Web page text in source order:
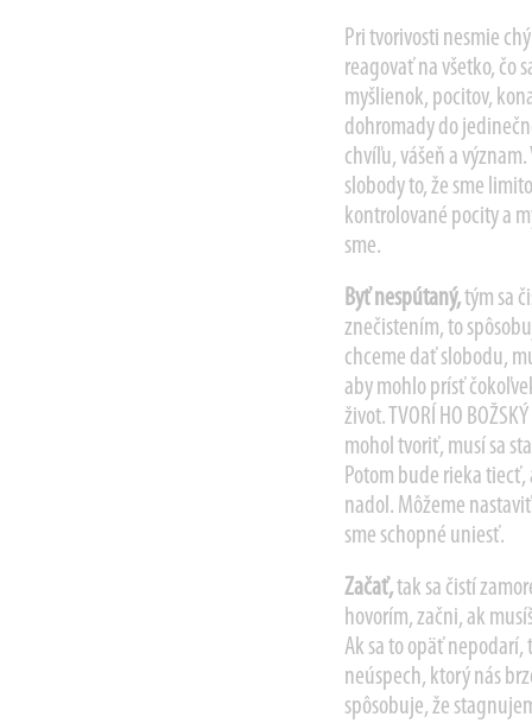
Pri tvorivosti nesmie
reagovať na všetko, čo
myšlienok, pocitov,
dohromady do
chvíľu, vášeň a
slobody to, že sme
kontrolované pocity a
sme.
Byť nespútaný,tým sa
znečistením, to
chceme dať slobodu,
aby mohlo prísť
život. TVORÍ HO
mohol tvoriť, musí sa
Potom bude rieka
nadol. Môžeme
sme schopné uniesť.
Začať,tak sa čistí
hovorím, začni, ak
Ak sa to opäť nepodarí,
neúspech, ktorý nás
spôsobuje, že